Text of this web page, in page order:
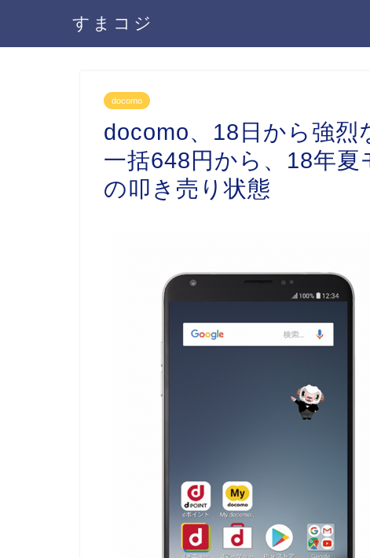
すまコジ
docomo
docomo、18日から強烈
一括648円から、18年
の叩き売り状態